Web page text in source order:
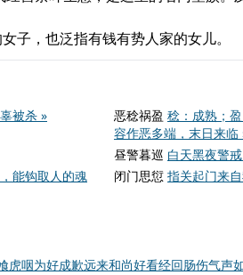
子，也泛指有钱有势人家的女儿。
被杀 » 恶稔祸盈 稔：成熟；
容作恶多端，末日来临
昼警暮巡 白天黑夜警
能钩取人的魂
闭门思愆 指关起门来
虎咽为好成歉远来和尚好看经回肠伤气声